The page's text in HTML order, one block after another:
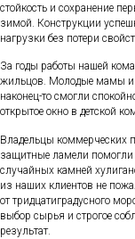
стойкость и сохранение
зимой. Конструкции
нагрузки без потери
За годы работы нашей
жильцов. Молодые мамы
наконец-то смогли
открытое окно в детской
Владельцы коммерческих
защитные ламели
случайных камней
из наших клиентов не
от тридцатиградусного
выбор сырья и строгое
результат.